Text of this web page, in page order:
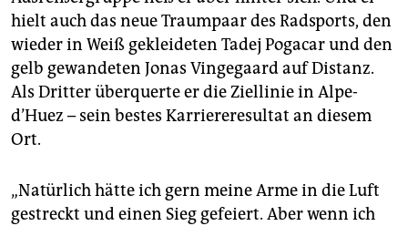
hielt auch das neue Traumpaar des Radsports, den
wieder in Weiß gekleideten Tadej Pogacar und den
gelb gewandeten Jonas Vingegaard auf Distanz.
Als Dritter überquerte er die Ziellinie in Alpe-
d’Huez – sein bestes Karriereresultat an diesem
Ort.
„Natürlich hätte ich gern meine Arme in die Luft
gestreckt und einen Sieg gefeiert. Aber wenn ich